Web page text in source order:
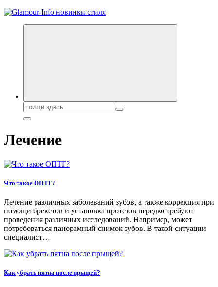
Секреты молодости, красоты и долголетия. Гламурный журнал
Поиск:
Лечение
Что такое ОПТГ?
Лечение различных заболеваний зубов, а также коррекция при
помощи брекетов и установка протезов нередко требуют
проведения различных исследований. Например, может
потребоваться панорамный снимок зубов. В такой ситуации
специалист…
Как убрать пятна после прыщей?